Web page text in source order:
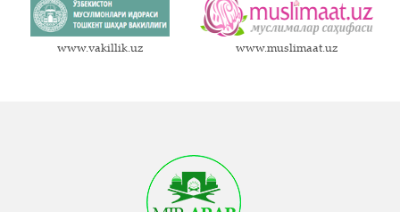
www.vakillik.uz www.muslimaat.uz